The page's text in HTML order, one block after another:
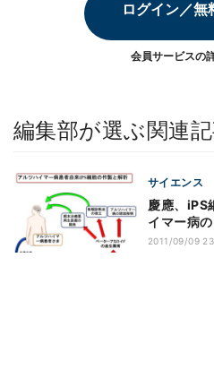
ログイン／無
会員サービスの
編集部が選ぶ関連
サイエンス
慶應、iPS
イマー病
2011/09/09